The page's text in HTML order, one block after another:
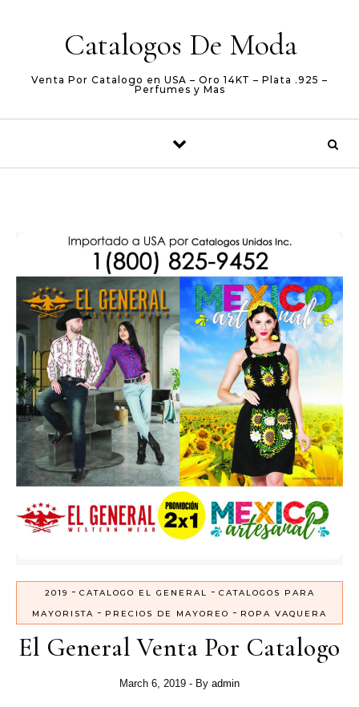
Catalogos De Moda
Venta Por Catalogo en USA – Oro 14KT – Plata .925 –
Perfumes y Mas
2019 - CATALOGO EL GENERAL - CATALOGOS PARA
MAYORISTA - PRECIOS DE MAYOREO - ROPA VAQUERA
El General Venta Por Catalogo
March 6, 2019 - By admin